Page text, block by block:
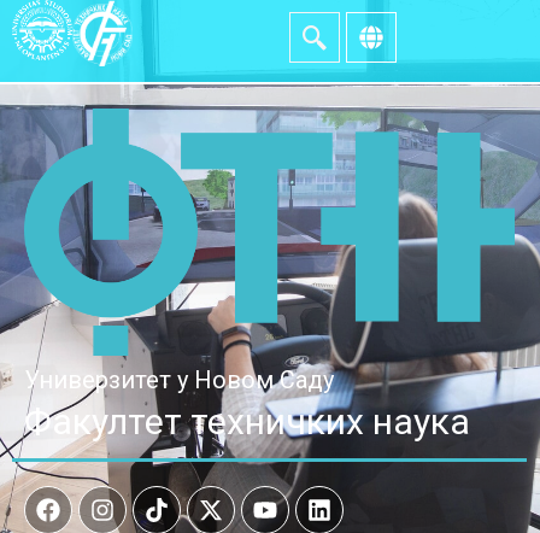
Универзитет у Новом Саду
Факултет техничких наука